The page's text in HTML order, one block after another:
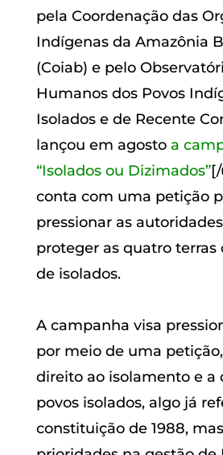
pela Coordenação das
Indígenas da Amazônia
(Coiab) e pelo
Humanos dos Povos
Isolados e de Recente
lançou em agostoa
“Isolados ou Dizimados”[/
conta com uma petição
pressionar as
proteger as quatro terras
de isolados.
A campanha visa
por meio de uma
direito ao isolamento e a
povos isolados, algo já
constituição de 1988,